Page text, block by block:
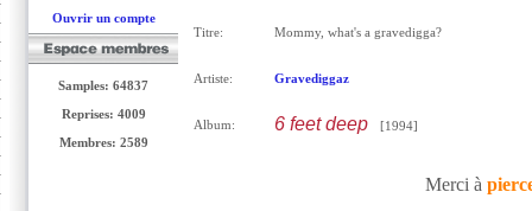
Ouvrir un compte
Samples: 64837
Reprises: 4009
Membres: 2589
Titre: Mommy, what's a gravedigga?
Artiste: Gravediggaz
Album: 6 feet deep [1994]
Merci à